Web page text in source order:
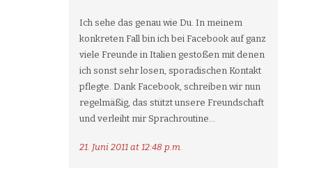
Ich sehe das genau wie Du. In meinem
konkreten Fall bin ich bei Facebook auf ganz
viele Freunde in Italien gestoßen mit denen
ich sonst sehr losen, sporadischen Kontakt
pflegte. Dank Facebook, schreiben wir nun
regelmäßig, das stützt unsere Freundschaft
und verleiht mir Sprachroutine…
21. Juni 2011 at 12:48 p.m.